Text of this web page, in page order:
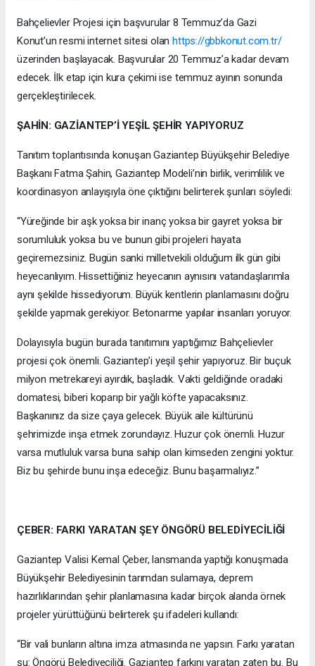
Bahçelievler Projesi için başvurular 8 Temmuz’da Gazi
Konut’un resmi internet sitesi olanhttps://gbbkonut.com.tr/
üzerinden başlayacak. Başvurular 20 Temmuz’a kadar devam
edecek. İlk etap için kura çekimi ise temmuz ayının sonunda
gerçekleştirilecek.
ŞAHİN: GAZİANTEP’İ YEŞİL ŞEHİR YAPIYORUZ
Tanıtım toplantısında konuşan Gaziantep Büyükşehir Belediye
Başkanı Fatma Şahin, Gaziantep Modeli’nin birlik, verimlilik ve
koordinasyon anlayışıyla öne çıktığını belirterek şunları söyledi:
“Yüreğinde bir aşk yoksa bir inanç yoksa bir gayret yoksa bir
sorumluluk yoksa bu ve bunun gibi projeleri hayata
geçiremezsiniz. Bugün sanki milletvekili olduğum ilk gün gibi
heyecanlıyım. Hissettiğiniz heyecanın aynısını vatandaşlarımla
aynı şekilde hissediyorum. Büyük kentlerin planlamasını doğru
şekilde yapmak gerekiyor. Betonarme yapılar insanları yoruyor.
Dolayısıyla bugün burada tanıtımını yaptığımız Bahçelievler
projesi çok önemli. Gaziantep’i yeşil şehir yapıyoruz. Bir buçuk
milyon metrekareyi ayırdık, başladık. Vakti geldiğinde oradaki
domatesi, biberi koparıp bir yağlı köfte yapacaksınız.
Başkanınız da size çaya gelecek. Büyük aile kültürünü
şehrimizde inşa etmek zorundayız. Huzur çok önemli. Huzur
varsa mutluluk varsa buna sahip olan kimseden zengini yoktur.
Biz bu şehirde bunu inşa edeceğiz. Bunu başarmalıyız.”
ÇEBER: FARKI YARATAN ŞEY ÖNGÖRÜ BELEDİYECİLİĞİ
Gaziantep Valisi Kemal Çeber, lansmanda yaptığı konuşmada
Büyükşehir Belediyesinin tarımdan sulamaya, deprem
hazırlıklarından şehir planlamasına kadar birçok alanda örnek
projeler yürüttüğünü belirterek şu ifadeleri kullandı:
“Bir vali bunların altına imza atmasında ne yapsın. Farkı yaratan
şu: Öngörü Belediyeciliği. Gaziantep farkını yaratan zaten bu. Bu